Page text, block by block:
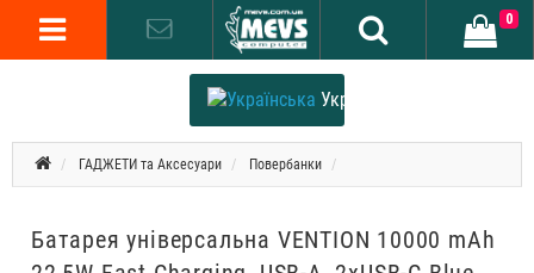
Українська
0
ГАДЖЕТИ та Аксесуари Повербанки
Батарея універсальна VENTION 10000 mAh